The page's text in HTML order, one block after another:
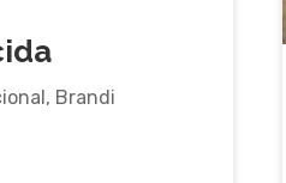
Brandi